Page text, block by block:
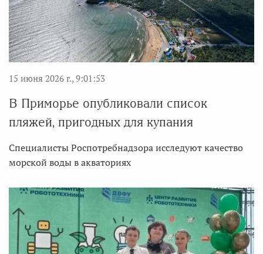
15 июня 2026 г., 9:01:53
В Приморье опубликовали список
пляжей, пригодных для купания
Специалисты Роспотребнадзора исследуют качество
морской воды в акваториях